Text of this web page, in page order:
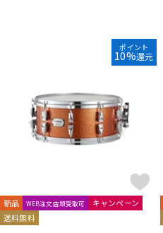
ポイント
10%還元
新品 WEB注文店頭受取可
キャンペーン
送料無料